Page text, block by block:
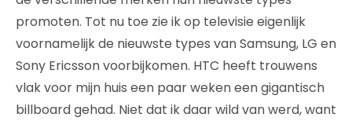
promoten. Tot nu toe zie ik op televisie eigenlijk
voornamelijk de nieuwste types van Samsung, LG en
Sony Ericsson voorbijkomen. HTC heeft trouwens
vlak voor mijn huis een paar weken een gigantisch
billboard gehad. Niet dat ik daar wild van werd, want